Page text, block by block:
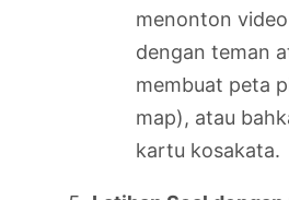
menonton
dengan teman
membuat peta
map), atau
kartu kosakata.